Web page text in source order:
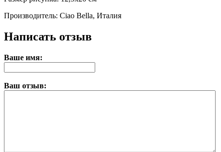
Производитель: Ciao Bella, Италия
Написать отзыв
Ваше имя:
Ваш отзыв: